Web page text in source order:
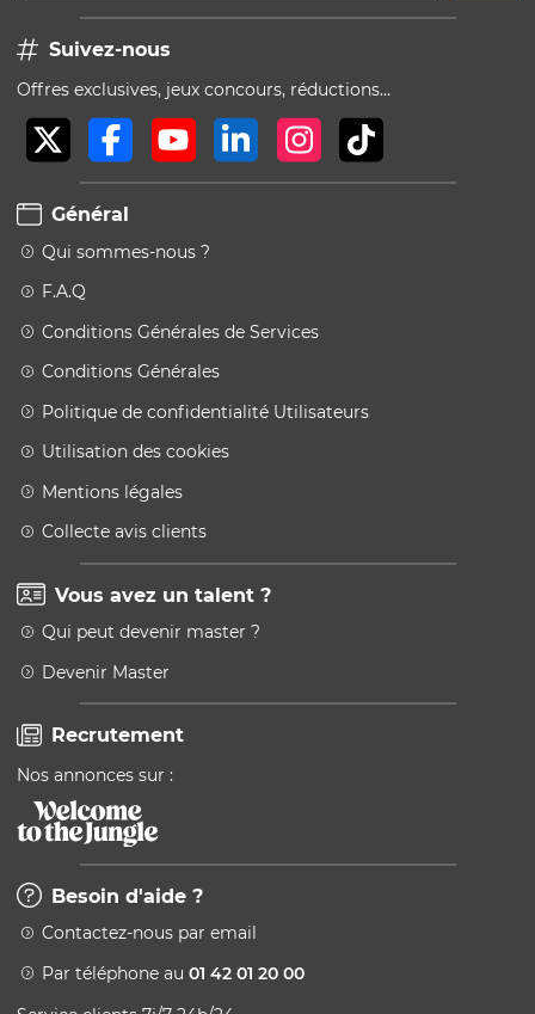
Suivez-nous
Offres exclusives, jeux concours, réductions…
Général
Qui sommes-nous ?
F.A.Q
Conditions Générales de Services
Conditions Générales
Politique de confidentialité Utilisateurs
Utilisation des cookies
Mentions légales
Collecte avis clients
Vous avez un talent ?
Qui peut devenir master ?
Devenir Master
Recrutement
Nos annonces sur :
Besoin d'aide ?
Contactez-nous par email
Par téléphone au 01 42 01 20 00